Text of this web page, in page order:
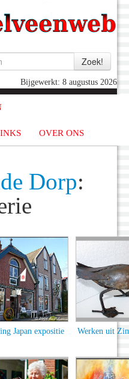
Bijgewerkt: 8 augustus 2026
OVER ONS
Dorp:
Japan expositie Werken uit